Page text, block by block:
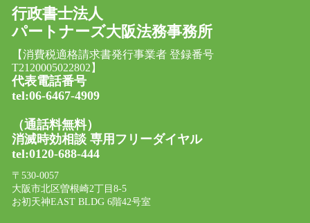
行政書士法人
パートナーズ大阪法務事務所
【消費税適格請求書発行事業者 登録番号
T2120005022802】
代表電話番号
tel:06-6467-4909
（通話料無料）
消滅時効相談 専用フリーダイヤル
tel:0120-688-444
〒530-0057
大阪市北区曽根崎2丁目8-5
お初天神EAST BLDG 6階42号室